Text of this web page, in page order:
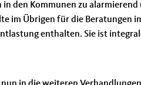
den Kommunen zu alarmierend
im Übrigen für die Beratungen
enthalten. Sie ist